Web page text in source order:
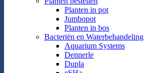
Planten in pot
Jumbopot
Planten in bos
Bacteriën en Waterbehandeling
Aquarium Systems
Dennerle
Dupla